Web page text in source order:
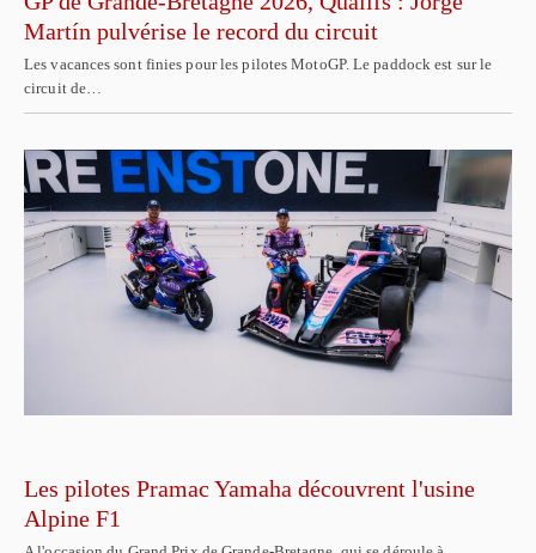
Martín pulvérise le record du circuit
Les vacances sont finies pour les pilotes MotoGP. Le paddock est sur le
circuit de…
Les pilotes Pramac Yamaha découvrent l'usine
Alpine F1